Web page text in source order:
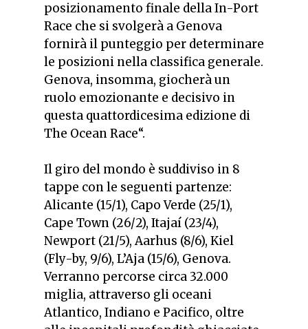
posizionamento finale della In-Port
Race che si svolgerà a Genova
fornirà il punteggio per determinare
le posizioni nella classifica generale.
Genova, insomma, giocherà un
ruolo emozionante e decisivo in
questa quattordicesima edizione di
The Ocean Race“.
Il giro del mondo è suddiviso in 8
tappe con le seguenti partenze:
Alicante (15/1), Capo Verde (25/1),
Cape Town (26/2), Itajaí (23/4),
Newport (21/5), Aarhus (8/6), Kiel
(Fly-by, 9/6), L’Aja (15/6), Genova.
Verranno percorse circa 32.000
miglia, attraverso gli oceani
Atlantico, Indiano e Pacifico, oltre